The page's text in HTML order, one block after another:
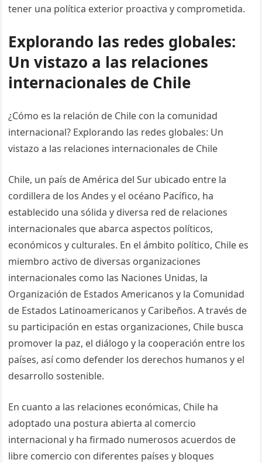
tener una política exterior proactiva y comprometida.
Explorando las redes globales:
Un vistazo a las relaciones
internacionales de Chile
¿Cómo es la relación de Chile con la comunidad
internacional? Explorando las redes globales: Un
vistazo a las relaciones internacionales de Chile
Chile, un país de América del Sur ubicado entre la
cordillera de los Andes y el océano Pacífico, ha
establecido una sólida y diversa red de relaciones
internacionales que abarca aspectos políticos,
económicos y culturales. En el ámbito político, Chile es
miembro activo de diversas organizaciones
internacionales como las Naciones Unidas, la
Organización de Estados Americanos y la Comunidad
de Estados Latinoamericanos y Caribeños. A través de
su participación en estas organizaciones, Chile busca
promover la paz, el diálogo y la cooperación entre los
países, así como defender los derechos humanos y el
desarrollo sostenible.
En cuanto a las relaciones económicas, Chile ha
adoptado una postura abierta al comercio
internacional y ha firmado numerosos acuerdos de
libre comercio con diferentes países y bloques